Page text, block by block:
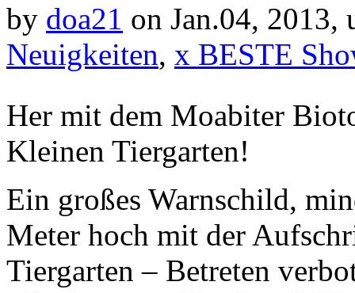
by doa21 on Jan.04, 2013,
Neuigkeiten, x BESTE
Her mit dem Moabiter
Kleinen Tiergarten!
Ein großes Warnschild,
Meter hoch mit der
Tiergarten – Betreten